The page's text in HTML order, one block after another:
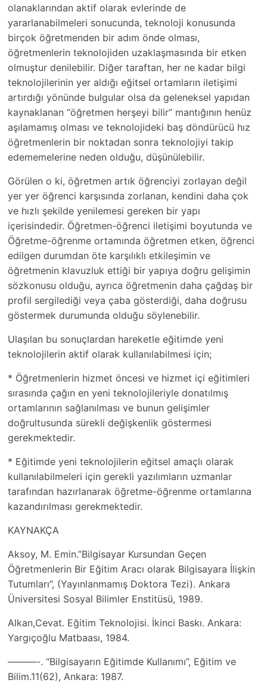
olanaklarından aktif olarak evlerinde de
yararlanabilmeleri sonucunda, teknoloji konusunda
birçok öğretmenden bir adım önde olması,
öğretmenlerin teknolojiden uzaklaşmasında bir etken
olmuştur denilebilir. Diğer taraftan, her ne kadar bilgi
teknolojilerinin yer aldığı eğitsel ortamların iletişimi
artırdığı yönünde bulgular olsa da geleneksel yapıdan
kaynaklanan “öğretmen herşeyi bilir” mantığının henüz
aşılamamış olması ve teknolojideki baş döndürücü hız
öğretmenlerin bir noktadan sonra teknolojiyi takip
edememelerine neden olduğu, düşünülebilir.
Görülen o ki, öğretmen artık öğrenciyi zorlayan değil
yer yer öğrenci karşısında zorlanan, kendini daha çok
ve hızlı şekilde yenilemesi gereken bir yapı
içerisindedir. Öğretmen-öğrenci iletişimi boyutunda ve
Öğretme-öğrenme ortamında öğretmen etken, öğrenci
edilgen durumdan öte karşılıklı etkileşimin ve
öğretmenin klavuzluk ettiği bir yapıya doğru gelişimin
sözkonusu olduğu, ayrıca öğretmenin daha çağdaş bir
profil sergilediği veya çaba gösterdiği, daha doğrusu
göstermek durumunda olduğu söylenebilir.
Ulaşılan bu sonuçlardan hareketle eğitimde yeni
teknolojilerin aktif olarak kullanılabilmesi için;
* Öğretmenlerin hizmet öncesi ve hizmet içi eğitimleri
sırasında çağın en yeni teknolojileriyle donatılmış
ortamlarının sağlanılması ve bunun gelişimler
doğrultusunda sürekli değişkenlik göstermesi
gerekmektedir.
* Eğitimde yeni teknolojilerin eğitsel amaçlı olarak
kullanılabilmeleri için gerekli yazılımların uzmanlar
tarafından hazırlanarak öğretme-öğrenme ortamlarına
kazandırılması gerekmektedir.
KAYNAKÇA
Aksoy, M. Emin.”Bilgisayar Kursundan Geçen
Öğretmenlerin Bir Eğitim Aracı olarak Bilgisayara İlişkin
Tutumları”, (Yayınlanmamış Doktora Tezi). Ankara
Üniversitesi Sosyal Bilimler Enstitüsü, 1989.
Alkan,Cevat. Eğitim Teknolojisi. İkinci Baskı. Ankara:
Yargıçoğlu Matbaası, 1984.
———-. “Bilgisayarın Eğitimde Kullanımı”, Eğitim ve
Bilim.11(62), Ankara: 1987.